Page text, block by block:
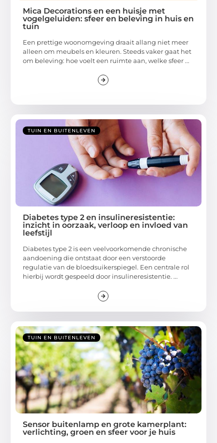
Mica Decorations en een huisje met
vogelgeluiden: sfeer en beleving in huis en
tuin
Een prettige woonomgeving draait allang niet meer
alleen om meubels en kleuren. Steeds vaker gaat het
om beleving: hoe voelt een ruimte aan, welke sfeer ...
TUIN EN BUITENLEVEN
Diabetes type 2 en insulineresistentie:
inzicht in oorzaak, verloop en invloed van
leefstijl
Diabetes type 2 is een veelvoorkomende chronische
aandoening die ontstaat door een verstoorde
regulatie van de bloedsuikerspiegel. Een centrale rol
hierbij wordt gespeeld door insulineresistentie. ...
TUIN EN BUITENLEVEN
Sensor buitenlamp en grote kamerplant:
verlichting, groen en sfeer voor je huis